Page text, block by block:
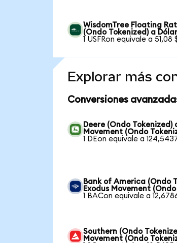
WisdomTree Floating
(Ondo Tokenized) a
1 USFRon equivale a 51,08
Explorar más
Conversiones
Deere (Ondo Tokenized)
Movement (Ondo
1 DEon equivale a
Bank of America (Ondo
Exodus Movement
1 BACon equivale a
Southern (Ondo
Movement (Ondo